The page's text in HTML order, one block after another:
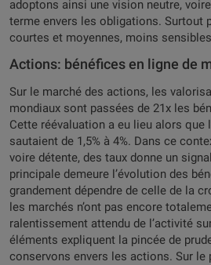
adoptons ainsi une vision neutre,
terme envers les obligations. Surtout
courtes et moyennes, moins
Actions: bénéfices en ligne de
Sur le marché des actions, les
mondiaux sont passées de 21x les
Cette réévaluation a eu lieu alors que
sautaient de 1,5% à 4%. Dans ce
voire détente, des taux donne un
principale demeure l’évolution des
grandement dépendre de celle de la
les marchés n’ont pas encore
ralentissement attendu de l’activité
éléments expliquent la pincée de
conservons envers les actions. Sur le